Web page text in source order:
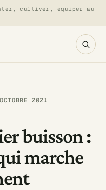
cultiver, équiper au
2021
buisson :
marche